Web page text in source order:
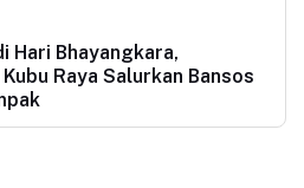
Hari Bhayangkara,
Raya Salurkan Bansos